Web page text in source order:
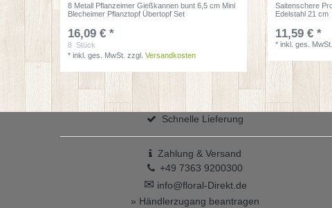
8 Metall Pflanzeimer Gießkannen bunt 6,5 cm Mini
Blecheimer Pflanztopf Übertopf Set
16,09 € *
8 Stück
*inkl. ges. MwSt. zzgl.Versandkosten
Saitenschere
Edelstahl 21 cm
11,59 € *
*inkl. ges. MwSt.
Schnelle Lieferung
Zahlung & Versand
+49 7363 9200300
✉ info@floral-Direkt.de
» Händlerzugang beantragen